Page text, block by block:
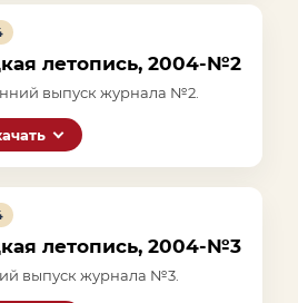
летопись, 2004-№2
выпуск журнала №2.
летопись, 2004-№3
выпуск журнала №3.